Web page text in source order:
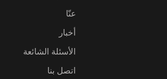
عنّا
أخبار
الأسئلة الشائعة
اتصل بنا